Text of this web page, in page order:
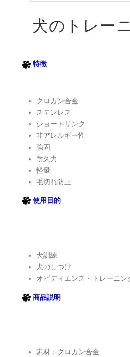
犬のトレー
特徴
クロガン合金
ステンレス
ショートリンク
非アレルギー性
強固
耐久力
軽量
毛切れ防止
使用目的
犬訓練
犬のしつけ
オビディエンス・トレーニン
商品説明
素材：クロガン合金